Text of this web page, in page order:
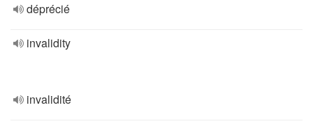
déprécié
invalidity
invalidité